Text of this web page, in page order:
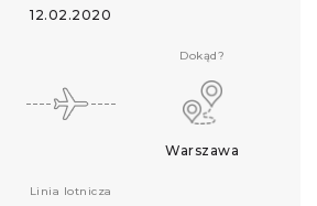
12.02.2020
Dokąd?
Warszawa
Linia lotnicza